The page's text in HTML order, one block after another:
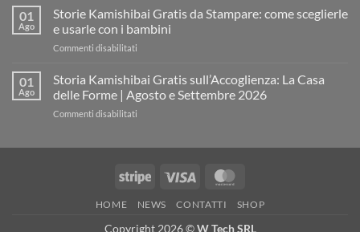
il
“fare
una
lezione
Kamishibai
Gratis
per
dell’Accoglienza:
Giorni
01
Ago
Storie Kamishibai Gratis da Stampare: come sceglierle
e usarle con i bambini
Commenti disabilitati
Kamishibai
Gratis
da
usarle
con
bambini
01
Ago
Storia Kamishibai Gratis sull’Accoglienza: La Casa
delle Forme | Agosto e Settembre 2026
Commenti disabilitati
La
delle
Stripe Visa
HOME NEWS CONTATTI SHOP
Copyright 2026 ©W Tech SRL